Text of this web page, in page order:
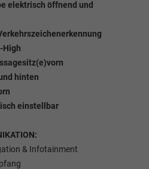
elektrisch öffnend und
High
hinten
einstellbar
& Infotainment